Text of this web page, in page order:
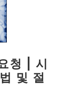
청 | 시
및 절